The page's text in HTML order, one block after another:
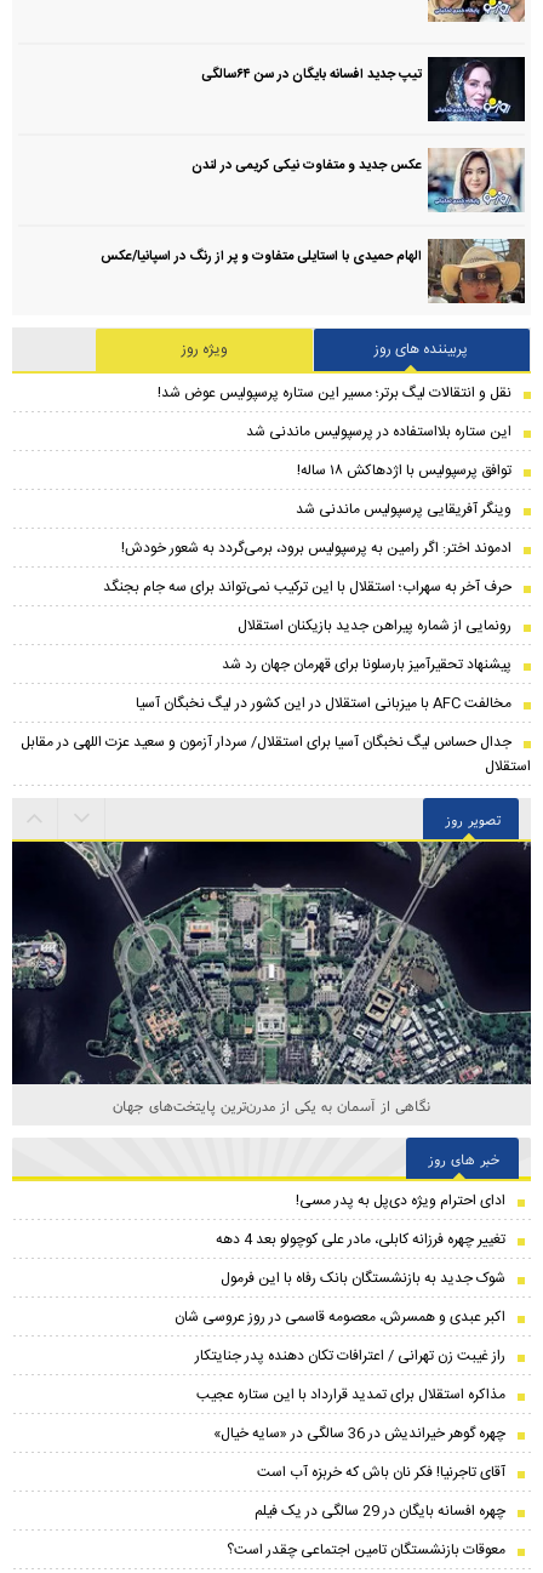
تیپ جدید افسانه بایگان در سن ۶۴سالگی
عکس جدید و متفاوت نیکی کریمی در لندن
الهام حمیدی با استایلی متفاوت و پر از رنگ در اسپانیا/عکس
پربیننده های روز
ویژه روز
نقل و انتقالات لیگ برتر؛ مسیر این ستاره پرسپولیس عوض شد!
این ستاره بلااستفاده در پرسپولیس ماندنی شد
توافق پرسپولیس با اژدهاکش ۱۸ ساله!
وینگر آفریقایی پرسپولیس ماندنی شد
ادموند اختر: اگر رامین به پرسپولیس برود، برمی‌گردد به شعور خودش!
حرف آخر به سهراب؛ استقلال با این ترکیب نمی‌تواند برای سه جام بجنگد
رونمایی از شماره پیراهن جدید بازیکنان استقلال
پیشنهاد تحقیرآمیز بارسلونا برای قهرمان جهان رد شد
مخالفت AFC با میزبانی استقلال در این کشور در لیگ نخبگان آسیا
جدال حساس لیگ نخبگان آسیا برای استقلال/ سردار آزمون و سعید عزت اللهی در مقابل
استقلال
تصویر روز
نگاهی از آسمان به یکی از مدرن‌ترین پایتخت‌های جهان
خبر های روز
ادای احترام ویژه دی‌پل به پدر مسی!
تغییر چهره فرزانه کابلی، مادر علی کوچولو بعد 4 دهه
شوک جدید به بازنشستگان بانک رفاه با این فرمول
اکبر عبدی و همسرش، معصومه قاسمی در روز عروسی شان
راز غیبت زن تهرانی / اعترافات تکان دهنده پدر جنایتکار
مذاکره استقلال برای تمدید قرارداد با این ستاره عجیب
چهره گوهر خیراندیش در 36 سالگی در «سایه خیال»
آقای تاجرنیا! فکر نان باش که خربزه آب است
چهره افسانه بایگان در 29 سالگی در یک فیلم
معوقات بازنشستگان تامین اجتماعی چقدر است؟